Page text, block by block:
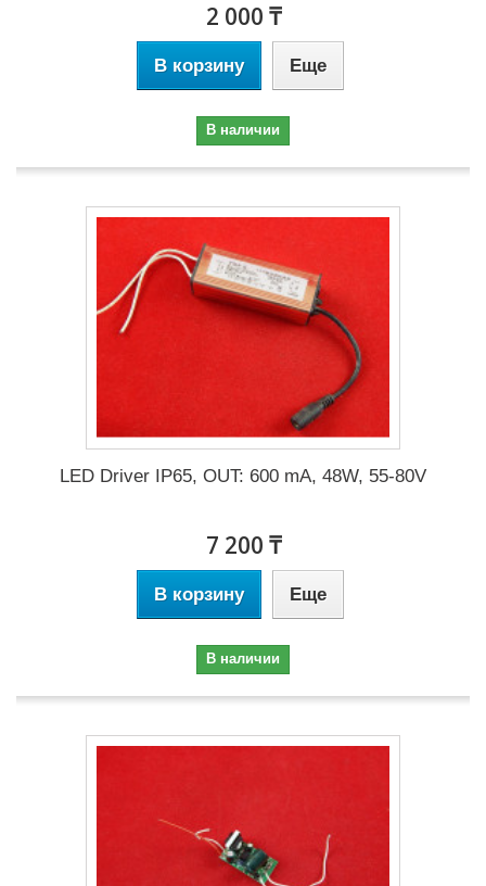
2 000 ₸
В корзину Еще
В наличии
LED Driver IP65, OUT: 600 mA, 48W, 55-80V
7 200 ₸
В корзину Еще
В наличии